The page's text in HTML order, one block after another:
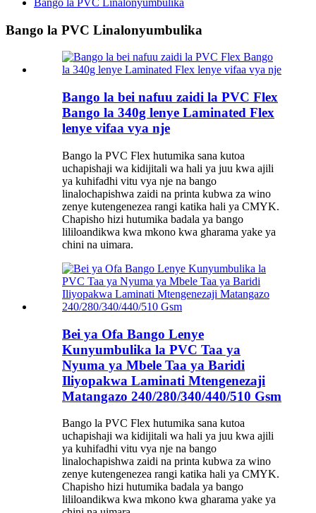
Bango la PVC Linalonyumbulika
Bango la PVC Linalonyumbulika
Bango la bei nafuu zaidi la PVC Flex
Bango la 340g lenye Laminated Flex
lenye vifaa vya nje
Bango la PVC Flex hutumika sana kutoa
uchapishaji wa kidijitali wa hali ya juu kwa ajili
ya kuhifadhi vitu vya nje na bango
linalochapishwa zaidi na printa kubwa za wino
zenye kutengenezea rangi katika hali ya CMYK.
Chapisho hizi hutumika badala ya bango
lililoandikwa kwa mkono kwa gharama yake ya
chini na uimara.
Bei ya Ofa Bango Lenye
Kunyumbulika la PVC Taa ya
Nyuma ya Mbele Taa ya Baridi
Iliyopakwa Laminati Mtengenezaji
Matangazo 240/280/340/440/510 Gsm
Bango la PVC Flex hutumika sana kutoa
uchapishaji wa kidijitali wa hali ya juu kwa ajili
ya kuhifadhi vitu vya nje na bango
linalochapishwa zaidi na printa kubwa za wino
zenye kutengenezea rangi katika hali ya CMYK.
Chapisho hizi hutumika badala ya bango
lililoandikwa kwa mkono kwa gharama yake ya